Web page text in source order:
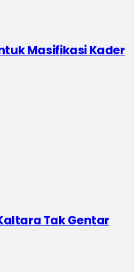
Masifikasi Kader
Tak Gentar